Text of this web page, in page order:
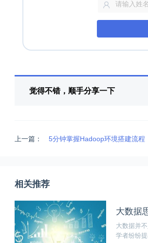
觉得不错，顺手分享一下
上一篇： 5分钟掌握Hadoop环境搭建流程
相关推荐
大数据
大数据并
学者纷纷